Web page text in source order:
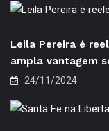
Leila Pereira é
ampla vantagem
24/11/2024